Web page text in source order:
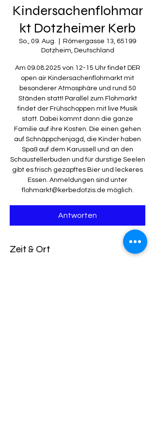
Kindersachenflohmar
kt Dotzheimer Kerb
So., 09. Aug.
Römergasse 13, 65199
Dotzheim, Deutschland
Am 09.08.2025 von 12-15 Uhr findet DER
open air Kindersachenflohmarkt mit
besonderer Atmosphäre und rund 50
Ständen statt! Parallel zum Flohmarkt
findet der Frühschoppen mit live Musik
statt. Dabei kommt dann die ganze
Familie auf ihre Kosten. Die einen gehen
auf Schnäppchenjagd, die Kinder haben
Spaß auf dem Karussell und an den
Schaustellerbuden und für durstige Seelen
gibt es frisch gezapftes Bier und leckeres
Essen. Anmeldungen sind unter
flohmarkt@kerbedotzis.de möglich.
Antworten
Zeit & Ort